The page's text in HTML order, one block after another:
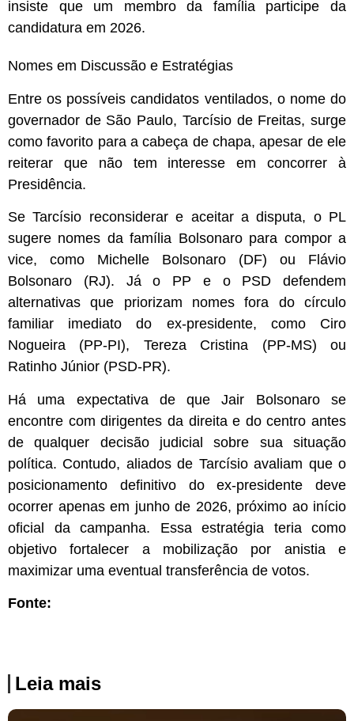
insiste que um membro da família participe da
candidatura em 2026.
Nomes em Discussão e Estratégias
Entre os possíveis candidatos ventilados, o nome do
governador de São Paulo, Tarcísio de Freitas, surge
como favorito para a cabeça de chapa, apesar de ele
reiterar que não tem interesse em concorrer à
Presidência.
Se Tarcísio reconsiderar e aceitar a disputa, o PL
sugere nomes da família Bolsonaro para compor a
vice, como Michelle Bolsonaro (DF) ou Flávio
Bolsonaro (RJ). Já o PP e o PSD defendem
alternativas que priorizam nomes fora do círculo
familiar imediato do ex-presidente, como Ciro
Nogueira (PP-PI), Tereza Cristina (PP-MS) ou
Ratinho Júnior (PSD-PR).
Há uma expectativa de que Jair Bolsonaro se
encontre com dirigentes da direita e do centro antes
de qualquer decisão judicial sobre sua situação
política. Contudo, aliados de Tarcísio avaliam que o
posicionamento definitivo do ex-presidente deve
ocorrer apenas em junho de 2026, próximo ao início
oficial da campanha. Essa estratégia teria como
objetivo fortalecer a mobilização por anistia e
maximizar uma eventual transferência de votos.
Fonte:
Leia mais